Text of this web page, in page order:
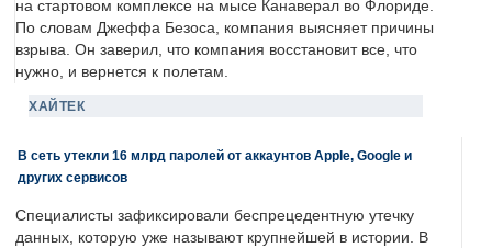
на стартовом комплексе на мысе Канаверал во Флориде.
По словам Джеффа Безоса, компания выясняет причины
взрыва. Он заверил, что компания восстановит все, что
нужно, и вернется к полетам.
ХАЙТЕК
В сеть утекли 16 млрд паролей от аккаунтов Apple, Google и
других сервисов
Специалисты зафиксировали беспрецедентную утечку
данных, которую уже называют крупнейшей в истории. В